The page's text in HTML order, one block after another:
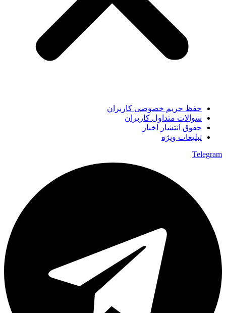
حفظ حریم خصوصی کاربران
سوالات متداول کاربران
حقوق انتشار اخبار
تبلیغات ویژه
Telegram